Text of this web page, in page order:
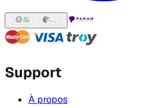
Support
À propos